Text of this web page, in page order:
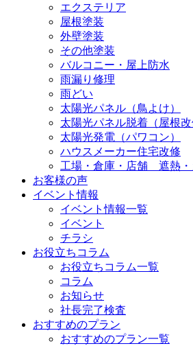
エクステリア
屋根塗装
外壁塗装
その他塗装
バルコニー・屋上防水
雨漏り修理
雨どい
太陽光パネル（鳥よけ）
太陽光パネル脱着（屋根改
太陽光発電（パワコン）
ハウスメーカー住宅改修
工場・倉庫・店舗 遮熱・
お客様の声
イベント情報
イベント情報一覧
イベント
チラシ
お役立ちコラム
お役立ちコラム一覧
コラム
お知らせ
社長完了検査
おすすめのプラン
おすすめのプラン一覧